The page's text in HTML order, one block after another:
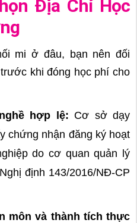
Địa Chỉ Học
mi ở đâu, bạn nên đối
khi đóng học phí cho
hợp lệ: Cơ sở dạy
chứng nhận đăng ký hoạt
do cơ quan quản lý
định 143/2016/NĐ-CP
môn và thành tích thực